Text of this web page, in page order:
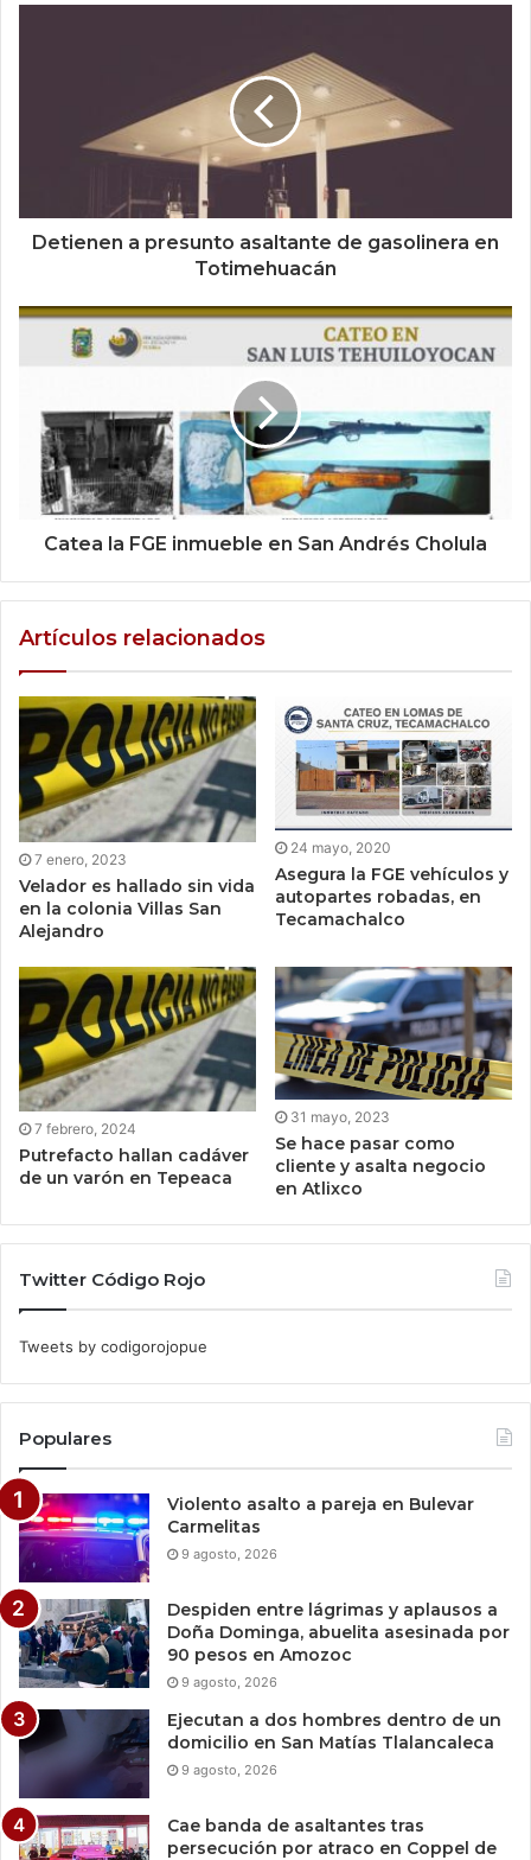
Detienen a presunto asaltante de gasolinera en
Totimehuacán
Catea la FGE inmueble en San Andrés Cholula
Artículos relacionados
7 enero, 2023
Velador es hallado sin vida
en la colonia Villas San
Alejandro
24 mayo, 2020
Asegura la FGE vehículos y
autopartes robadas, en
Tecamachalco
7 febrero, 2024
Putrefacto hallan cadáver
de un varón en Tepeaca
31 mayo, 2023
Se hace pasar como
cliente y asalta negocio
en Atlixco
Twitter Código Rojo
Tweets by codigorojopue
Populares
Violento asalto a pareja en Bulevar
Carmelitas
9 agosto, 2026
Despiden entre lágrimas y aplausos a
Doña Dominga, abuelita asesinada por
90 pesos en Amozoc
9 agosto, 2026
Ejecutan a dos hombres dentro de un
domicilio en San Matías Tlalancaleca
9 agosto, 2026
Cae banda de asaltantes tras
persecución por atraco en Coppel de